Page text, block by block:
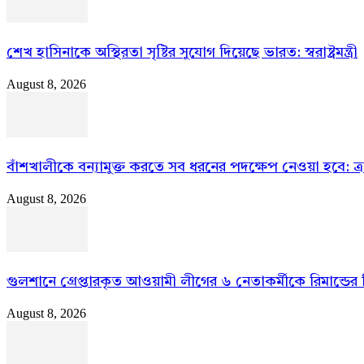
শেখ হাসিনাকে অস্থিরতা সৃষ্টির সুযোগ দিয়েছে ভারত: স্বরাষ্ট্রমন্ত্রী
August 8, 2026
বাঁশখালীকে বন্যামুক্ত করতে সব ধরনের পদক্ষেপ নেওয়া হবে:
August 8, 2026
গুলশানে গ্রেপ্তারকৃত আওয়ামী লীগের ৬ নেতাকর্মীকে
August 8, 2026